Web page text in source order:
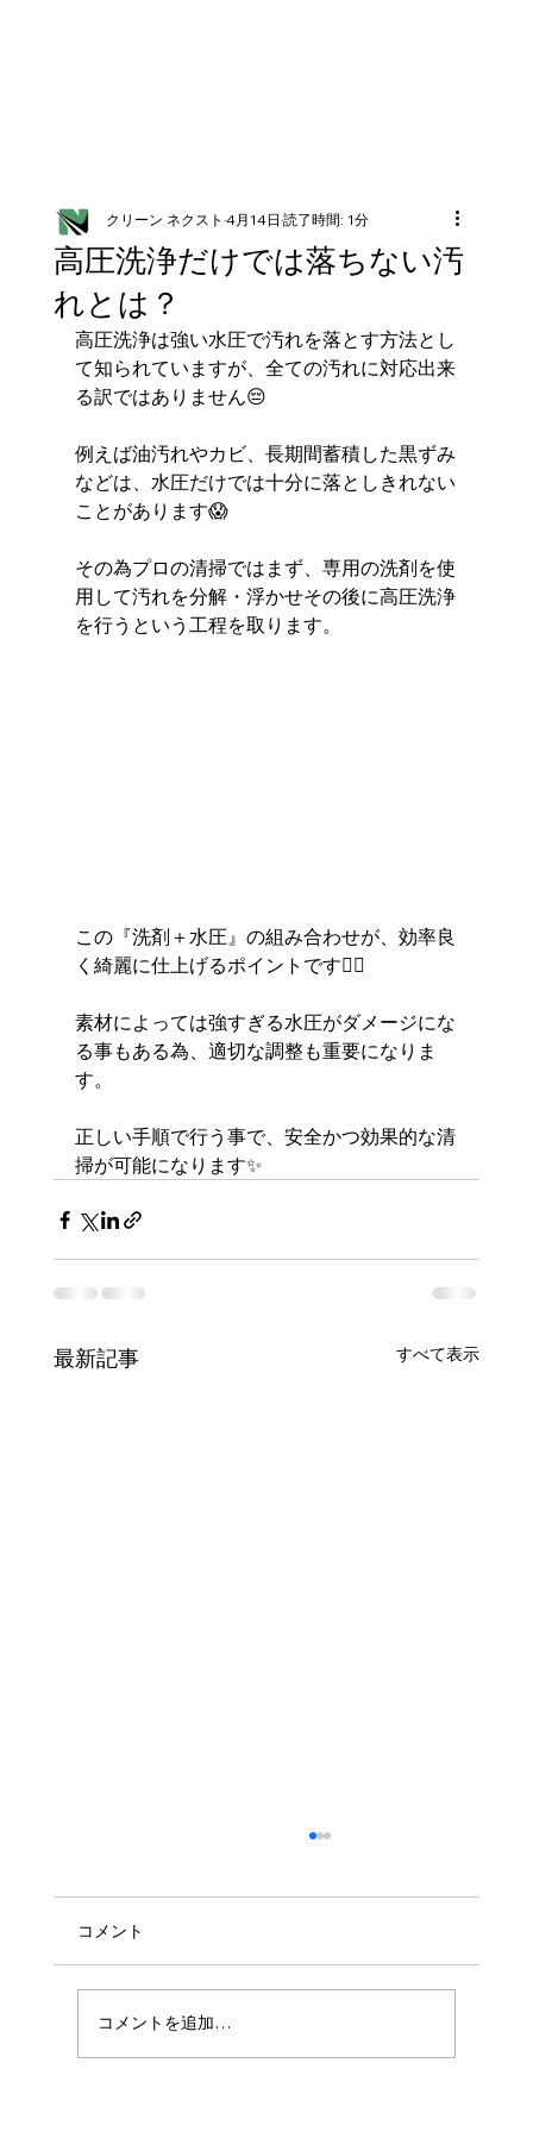
高圧洗浄だけでは落ちない汚
れとは？
クリーン ネクスト 4月14日 読了時間: 1分
高圧洗浄は強い水圧で汚れを落とす方法とし
て知られていますが、全ての汚れに対応出来
る訳ではありません😔
例えば油汚れやカビ、長期間蓄積した黒ずみ
などは、水圧だけでは十分に落としきれない
ことがあります😱
その為プロの清掃ではまず、専用の洗剤を使
用して汚れを分解・浮かせその後に高圧洗浄
を行うという工程を取ります。
この『洗剤＋水圧』の組み合わせが、効率良
く綺麗に仕上げるポイントです💁‍♀️
素材によっては強すぎる水圧がダメージにな
る事もある為、適切な調整も重要になりま
す。
正しい手順で行う事で、安全かつ効果的な清
掃が可能になります✨
最新記事 すべて表示
🧼ハウスクリーニング🧼
コメント
コメントを追加…